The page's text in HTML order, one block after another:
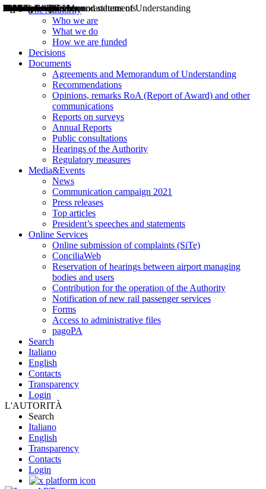
The Authority
Who we are
What we do
How we are funded
Decisions
Documents
Agreements and Memorandum of Understanding
Recommendations
Opinions, remarks RoA (Report of Award) and other
communications
Reports on surveys
Annual Reports
Public consultations
Hearings of the Authority
Regulatory measures
Media&Events
News
Communication campaign 2021
Press releases
Top articles
President’s speeches and statements
Online Services
Online submission of complaints (SiTe)
ConciliaWeb
Reservation of hearings between airport managing
bodies and users
Contribution for the operation of the Authority
Notification of new rail passenger services
Forms
Access to administrative files
pagoPA
Search
Italiano
English
Contacts
Transparency
Login
L'AUTORITÀ
Search
Italiano
English
Transparency
Contacts
Login
Decisions
Opinions
Public consultations
Hearings
Recommendations
Agreements and Memorandums of Understanding
Relazioni annuali
Misure di regolazione
News
Press Releases
Bollettini ART
Convegni ART
President’s interviews
Top articles
President’s speeches and statements
2004
2005
2010
2013
2014
2015
2016
2017
2018
2019
202
2020
2021
2022
2023
2024
2025
2026
Aereo
Marittimo
Terrestre